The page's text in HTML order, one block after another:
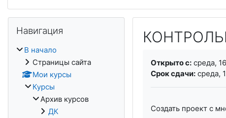
Открыто с:среда,
Срок сдачи:среда,
Создать проект с
Навигация
В начало
Страницы сайта
Мои курсы
Курсы
Архив курсов
ДК